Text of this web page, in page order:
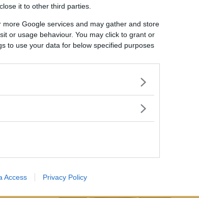
it to other third parties.
Google services and may gather and store
or usage behaviour. You may click to grant or
to use your data for below specified purposes
Access Privacy Policy
från